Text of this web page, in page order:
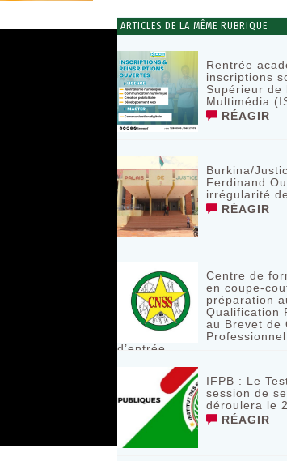
ARTICLES DE LA MÊME RUBRIQUE
Rentrée
inscriptions
Supérieur de
Multimédia
RÉAGIR
Burkina/
Ferdinand
irrégularité
RÉAGIR
Centre de
en coupe-
préparation
Qualification
au Brevet de
d’entrée
IFPB : Le
session de
déroulera le
RÉAGIR